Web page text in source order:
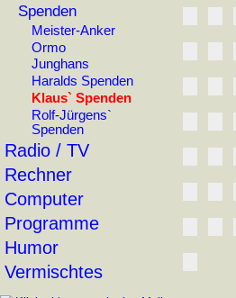
Spenden
Meister-Anker
Ormo
Junghans
Haralds Spenden
Klaus` Spenden
Rolf-Jürgens`
Spenden
Radio / TV
Rechner
Computer
Programme
Humor
Vermischtes